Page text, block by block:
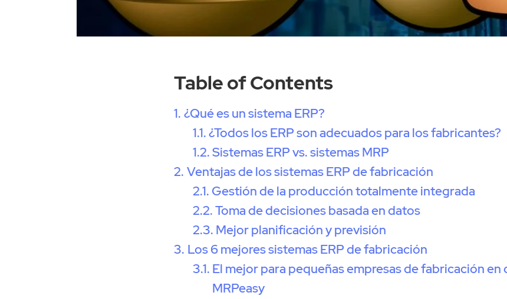
Table of Contents
¿Qué es un sistema ERP?
¿Todos los ERP son adecuados para los fabricantes?
Sistemas ERP vs. sistemas MRP
Ventajas de los sistemas ERP de fabricación
Gestión de la producción totalmente integrada
Toma de decisiones basada en datos
Mejor planificación y previsión
Los 6 mejores sistemas ERP de fabricación
El mejor para pequeñas empresas de fabricación en
MRPeasy